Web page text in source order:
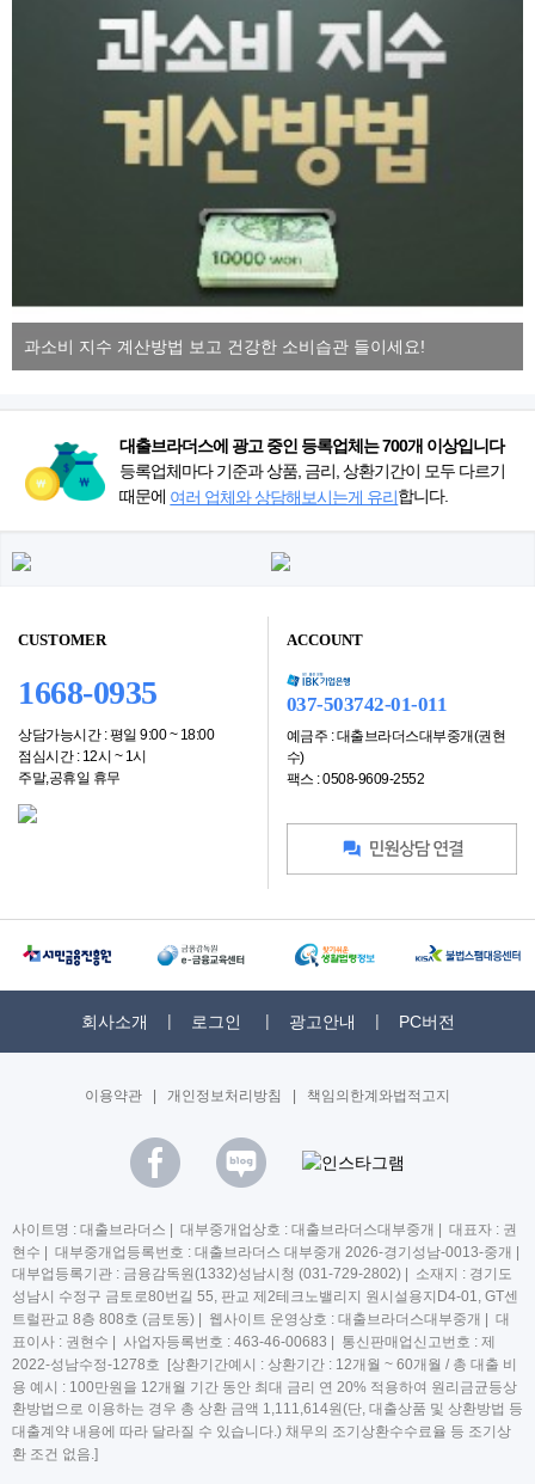
과소비 지수 계산방법 보고 건강한 소비습관 들이세요!
대출브라더스에 광고 중인 등록업체는 700개 이상입니다
등록업체마다 기준과 상품, 금리, 상환기간이 모두 다르기
때문에 여러 업체와 상담해보시는게 유리합니다.
CUSTOMER
1668-0935
상담가능시간 : 평일 9:00 ~ 18:00
점심시간 : 12시 ~ 1시
주말,공휴일 휴무
ACCOUNT
037-503742-01-011
예금주 : 대출브라더스대부중개(권현
수)
팩스 : 0508-9609-2552
회사소개 로그인 광고안내 PC버전
이용약관 개인정보처리방침 책임의한계와법적고지
사이트명 : 대출브라더스 | 대부중개업상호 : 대출브라더스대부중개 | 대표자 : 권
현수 | 대부중개업등록번호 : 대출브라더스 대부중개 2026-경기성남-0013-중개 |
대부업등록기관 : 금융감독원(1332)성남시청 (031-729-2802) | 소재지 : 경기도
성남시 수정구 금토로80번길 55, 판교 제2테크노밸리지 원시설용지D4-01, GT센
트럴판교 8층 808호 (금토동) | 웹사이트 운영상호 : 대출브라더스대부중개 | 대
표이사 : 권현수 | 사업자등록번호 : 463-46-00683 | 통신판매업신고번호 : 제
2022-성남수정-1278호 [상환기간예시 : 상환기간 : 12개월 ~ 60개월 / 총 대출 비
용 예시 : 100만원을 12개월 기간 동안 최대 금리 연 20% 적용하여 원리금균등상
환방법으로 이용하는 경우 총 상환 금액 1,111,614원(단, 대출상품 및 상환방법 등
대출계약 내용에 따라 달라질 수 있습니다.) 채무의 조기상환수수료율 등 조기상
환 조건 없음.]